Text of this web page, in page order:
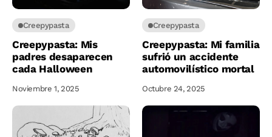
Creepypasta
Creepypasta: Mis
padres desaparecen
cada Halloween
Noviembre 1, 2025
Creepypasta
Creepypasta: Mi familia
sufrió un accidente
automovilístico mortal
Octubre 24, 2025